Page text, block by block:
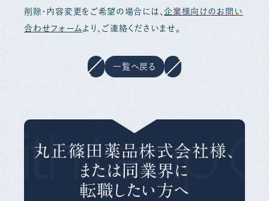
削除・内容変更をご希望の場合には、企業様向けのお問い
合わせフォーム より、ご連絡くださいませ。
一覧へ戻る
Leap
丸正篠田薬品株式会社様、
または同業界に
転職したい方へ